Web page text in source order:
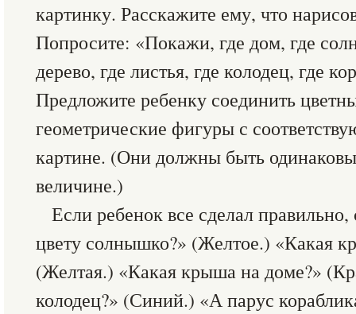
картинку. Расскажите ему, что
Попросите: «Покажи, где дом, где
дерево, где листья, где колодец, где
Предложите ребенку соединить
геометрические фигуры с
картине. (Они должны быть
величине.)
Если ребенок все сделал
цвету солнышко?» (Желтое.) «Какая
(Желтая.) «Какая крыша на доме?»
колодец?» (Синий.) «А парус